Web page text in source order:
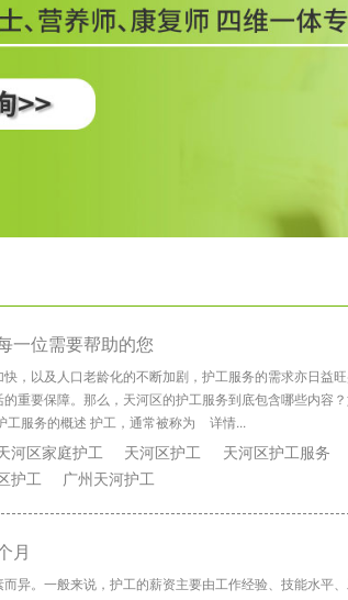
一位需要帮助的您
，以及人口老龄化的不断加剧，护工服务的需求亦日益
重要保障。那么，天河区的护工服务到底包含哪些内容
服务的概述 护工，通常被称为
详情...
河区家庭护工 天河区护工 天河区护工服务
护工 广州天河护工
月
异。一般来说，护工的薪资主要由工作经验、技能水平